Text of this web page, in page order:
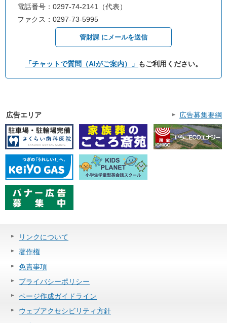
電話番号：0297-74-2141（代表）
ファクス：0297-73-5995
管財課 にメールを送信
「チャットで質問（AIがご案内）」 もご利用ください。
広告エリア 広告募集要綱
リンクについて
著作権
免責事項
プライバシーポリシー
ページ作成ガイドライン
ウェブアクセシビリティ方針